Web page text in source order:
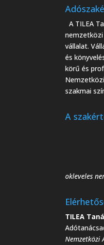
A TILEA
vállalat.
és
körű és
szakmai
A
okleveles
TILEA
Nemzetközi